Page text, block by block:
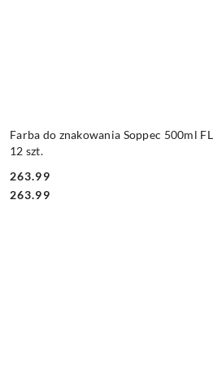
Farba do znakowania Soppec 500ml
12 szt.
Cena:
263.99
Cena:
263.99